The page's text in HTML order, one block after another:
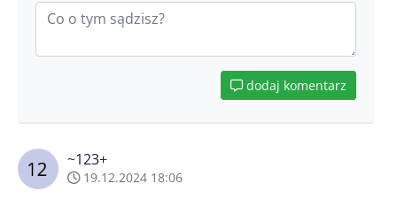
dodaj komentarz
~123+
19.12.2024 18:06